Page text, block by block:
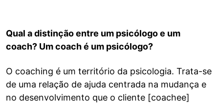
Qual a distinção entre um psicólogo e um
coach? Um coach é um psicólogo?
O coaching é um território da psicologia. Trata-se
de uma relação de ajuda centrada na mudança e
no desenvolvimento que o cliente [coachee]